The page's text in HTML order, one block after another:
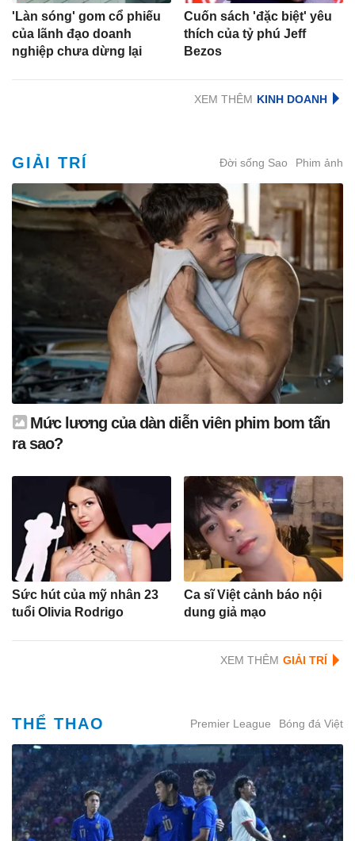
'Làn sóng' gom cổ phiếu
của lãnh đạo doanh
nghiệp chưa dừng lại
Cuốn sách 'đặc biệt' yêu
thích của tỷ phú Jeff
Bezos
XEM THÊM
GIẢI TRÍ Đời sống Sao Phim ảnh
Mức lương của dàn diễn viên phim bom tấn
ra sao?
Sức hút của mỹ nhân 23
tuổi Olivia Rodrigo
Ca sĩ Việt cảnh báo nội
dung giả mạo
XEM THÊM
THỂ THAO Premier League Bóng đá Việt